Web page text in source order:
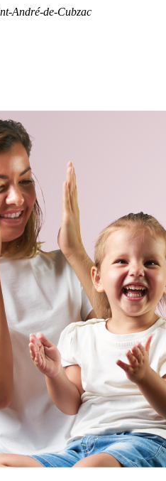
André-de-Cubzac